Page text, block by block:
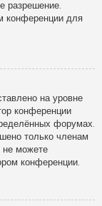
разрешение.
конференции для
на уровне
конференции
форумах.
только членам
не можете
конференции.